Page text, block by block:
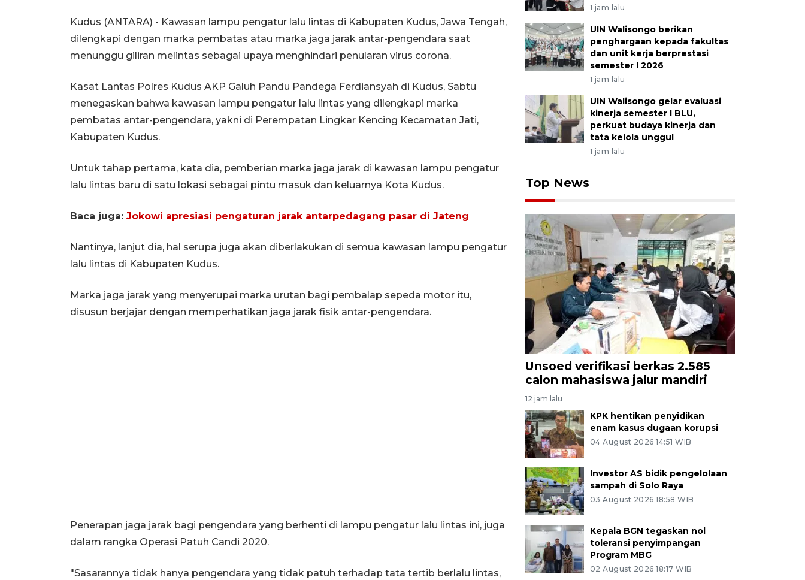
Kudus (ANTARA) - Kawasan lampu pengatur lalu lintas di Kabupaten Kudus, Jawa Tengah,
dilengkapi dengan marka pembatas atau marka jaga jarak antar-pengendara saat
menunggu giliran melintas sebagai upaya menghindari penularan virus corona.
Kasat Lantas Polres Kudus AKP Galuh Pandu Pandega Ferdiansyah di Kudus, Sabtu
menegaskan bahwa kawasan lampu pengatur lalu lintas yang dilengkapi marka
pembatas antar-pengendara, yakni di Perempatan Lingkar Kencing Kecamatan Jati,
Kabupaten Kudus.
Untuk tahap pertama, kata dia, pemberian marka jaga jarak di kawasan lampu pengatur
lalu lintas baru di satu lokasi sebagai pintu masuk dan keluarnya Kota Kudus.
Baca juga: Jokowi apresiasi pengaturan jarak antarpedagang pasar di Jateng
Nantinya, lanjut dia, hal serupa juga akan diberlakukan di semua kawasan lampu pengatur
lalu lintas di Kabupaten Kudus.
Marka jaga jarak yang menyerupai marka urutan bagi pembalap sepeda motor itu,
disusun berjajar dengan memperhatikan jaga jarak fisik antar-pengendara.
Penerapan jaga jarak bagi pengendara yang berhenti di lampu pengatur lalu lintas ini, juga
dalam rangka Operasi Patuh Candi 2020.
"Sasarannya tidak hanya pengendara yang tidak patuh terhadap tata tertib berlalu lintas,
1 jam lalu
UIN Walisongo berikan
penghargaan kepada fakultas
dan unit kerja berprestasi
semester I 2026
1 jam lalu
UIN Walisongo gelar evaluasi
kinerja semester I BLU,
perkuat budaya kinerja dan
tata kelola unggul
1 jam lalu
Top News
Unsoed verifikasi berkas 2.585
calon mahasiswa jalur mandiri
12 jam lalu
KPK hentikan penyidikan
enam kasus dugaan korupsi
04 August 2026 14:51 WIB
Investor AS bidik pengelolaan
sampah di Solo Raya
03 August 2026 18:58 WIB
Kepala BGN tegaskan nol
toleransi penyimpangan
Program MBG
02 August 2026 18:17 WIB